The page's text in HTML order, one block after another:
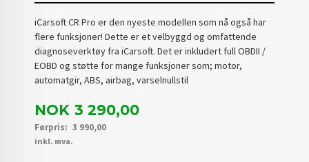
iCarsoft CR Pro er den nyeste modellen som nå også har
flere funksjoner! Dette er et velbyggd og omfattende
diagnoseverktøy fra iCarsoft. Det er inkludert full OBDII /
EOBD og støtte for mange funksjoner som; motor,
automatgir, ABS, airbag, varselnullstil
Tilbud
NOK 3 290,00
Førpris: 3 990,00
Rabatt
inkl. mva.